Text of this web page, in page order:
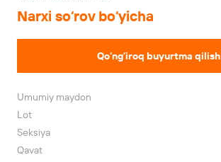
Narxi so‘rov bo‘yicha
Qo‘ng‘iroq buyurtma qilish
Umumiy maydon
Lot
Seksiya
Qavat